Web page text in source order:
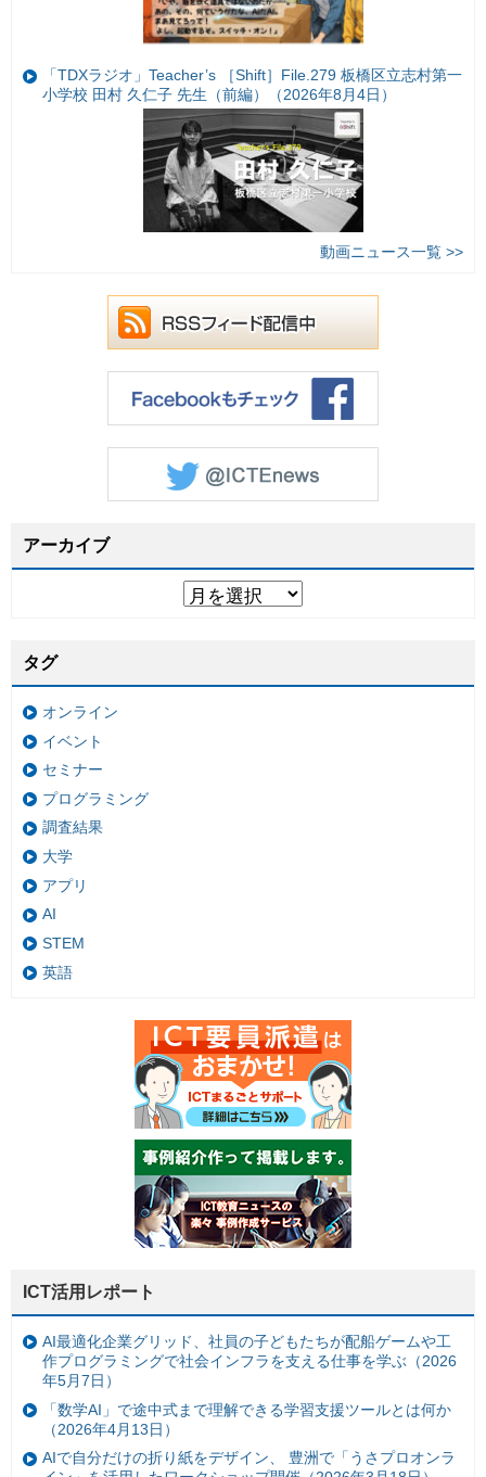
「TDXラジオ」Teacher’s ［Shift］File.279 板橋区立志村第一
小学校 田村 久仁子 先生（前編）（2026年8月4日）
動画ニュース一覧 >>
アーカイブ
タグ
オンライン
イベント
セミナー
プログラミング
調査結果
大学
アプリ
AI
STEM
英語
ICT活用レポート
AI最適化企業グリッド、社員の子どもたちが配船ゲームや工
作プログラミングで社会インフラを支える仕事を学ぶ（2026
年5月7日）
「数学AI」で途中式まで理解できる学習支援ツールとは何か
（2026年4月13日）
AIで自分だけの折り紙をデザイン、 豊洲で「うさプロオンラ